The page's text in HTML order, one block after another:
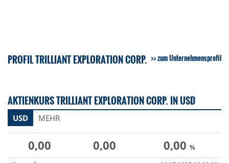
PROFIL TRILLIANT EXPLORATION CORP. zum Unternehmensprofil
AKTIENKURS TRILLIANT EXPLORATION CORP. IN USD
USD MEHR
0,00 0,00 0,00 %